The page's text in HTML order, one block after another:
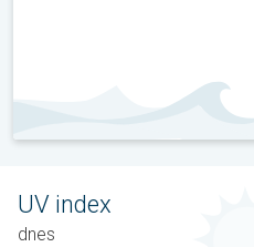
UV index
dnes